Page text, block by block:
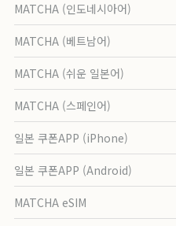
MATCHA (인도네시아어)
MATCHA (베트남어)
MATCHA (쉬운 일본어)
MATCHA (스페인어)
일본 쿠폰APP (iPhone)
일본 쿠폰APP (Android)
MATCHA eSIM